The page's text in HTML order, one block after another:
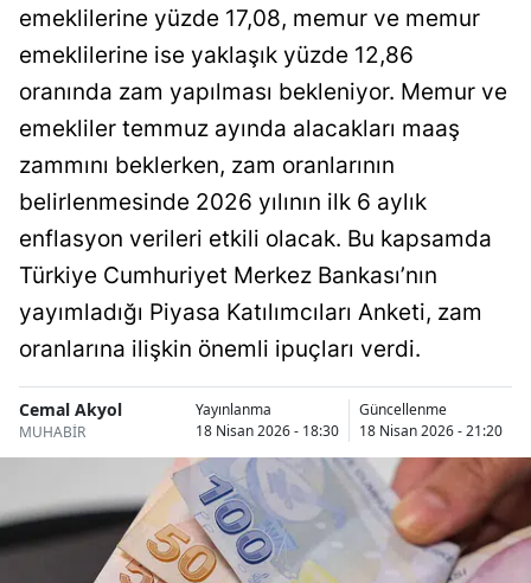
Balıkesir
Bilecik
Bingöl
Bitlis
Bolu
Burdur
Bursa
Çanakkale
Çankırı
Denizli
Diyarbakır
emeklilerine yüzde 17,08, memur ve memur
emeklilerine ise yaklaşık yüzde 12,86
oranında zam yapılması bekleniyor. Memur ve
emekliler temmuz ayında alacakları maaş
zammını beklerken, zam oranlarının
belirlenmesinde 2026 yılının ilk 6 aylık
enflasyon verileri etkili olacak. Bu kapsamda
Türkiye Cumhuriyet Merkez Bankası’nın
yayımladığı Piyasa Katılımcıları Anketi, zam
oranlarına ilişkin önemli ipuçları verdi.
Cemal Akyol
MUHABİR
Yayınlanma
18 Nisan 2026 - 18:30
Güncellenme
18 Nisan 2026 - 21:20